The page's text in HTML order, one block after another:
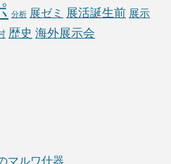
分析 展ゼミ 展活誕生前 展示
歴史 海外展示会
マルワ什器